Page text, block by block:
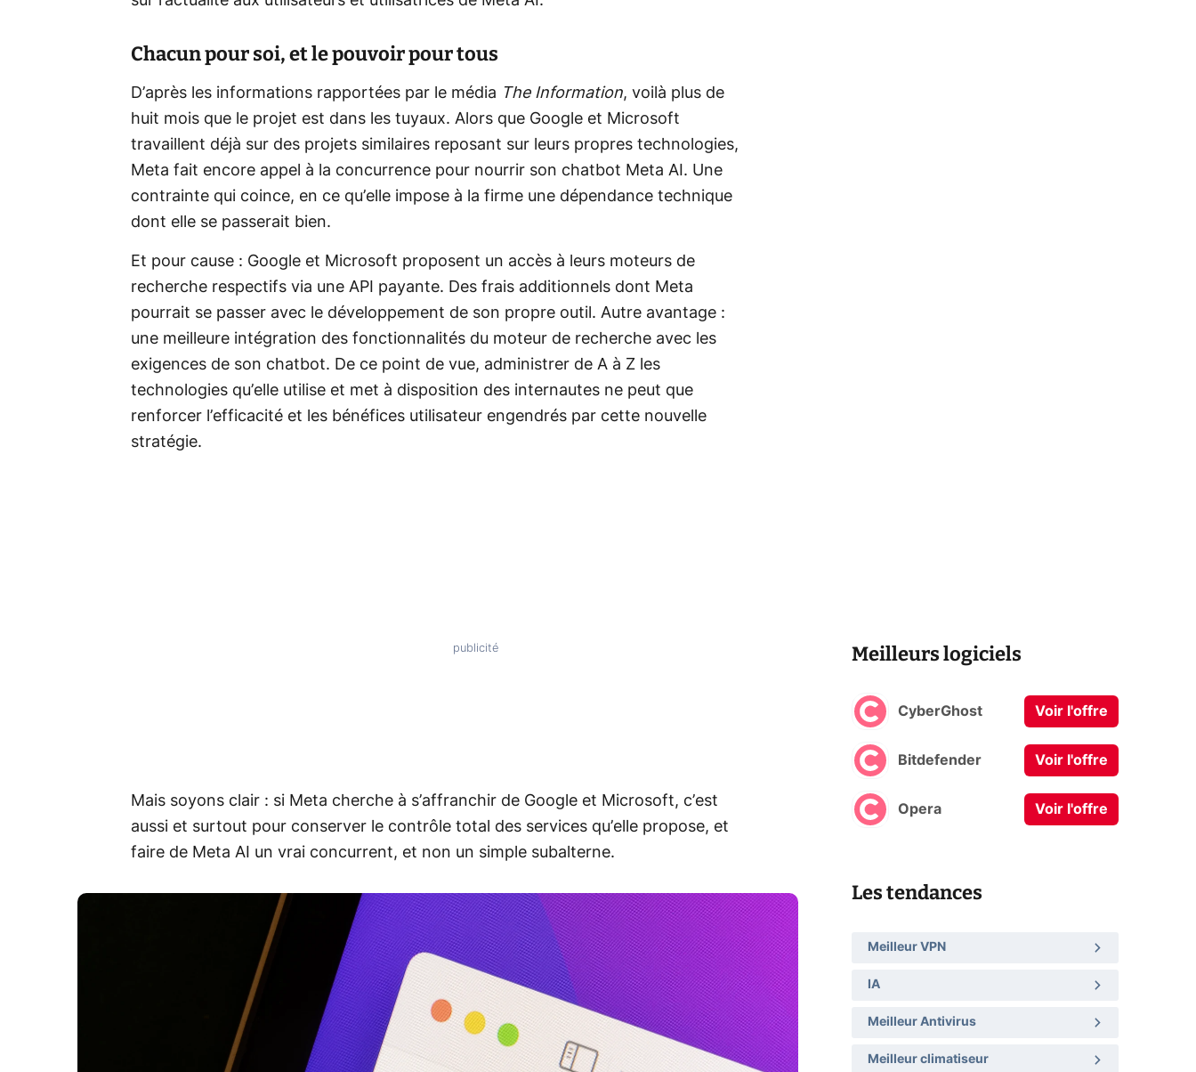
Chacun pour soi, et le pouvoir pour tous
D’après les informations rapportées par le média The Information, voilà plus de
huit mois que le projet est dans les tuyaux. Alors que Google et Microsoft
travaillent déjà sur des projets similaires reposant sur leurs propres technologies,
Meta fait encore appel à la concurrence pour nourrir son chatbot Meta AI. Une
contrainte qui coince, en ce qu’elle impose à la firme une dépendance technique
dont elle se passerait bien.
Et pour cause : Google et Microsoft proposent un accès à leurs moteurs de
recherche respectifs via une API payante. Des frais additionnels dont Meta
pourrait se passer avec le développement de son propre outil. Autre avantage :
une meilleure intégration des fonctionnalités du moteur de recherche avec les
exigences de son chatbot. De ce point de vue, administrer de A à Z les
technologies qu’elle utilise et met à disposition des internautes ne peut que
renforcer l’efficacité et les bénéfices utilisateur engendrés par cette nouvelle
stratégie.
Mais soyons clair : si Meta cherche à s’affranchir de Google et Microsoft, c’est
aussi et surtout pour conserver le contrôle total des services qu’elle propose, et
faire de Meta AI un vrai concurrent, et non un simple subalterne.
Meilleurs logiciels
CyberGhost Voir l'offre
Bitdefender Voir l'offre
Opera Voir l'offre
Les tendances
Meilleur VPN
IA
Meilleur Antivirus
Meilleur climatiseur